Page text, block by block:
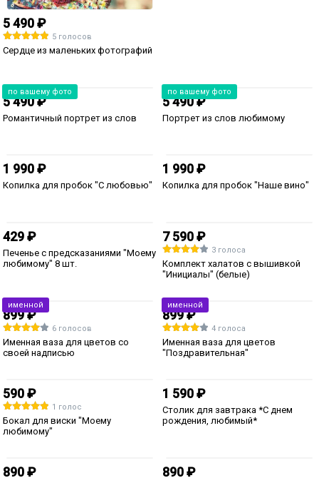
5 490 ₽
5 голосов
Сердце из маленьких фотографий
по вашему фото
5 490 ₽
Романтичный портрет из слов
по вашему фото
5 490 ₽
Портрет из слов любимому
1 990 ₽
Копилка для пробок "С любовью"